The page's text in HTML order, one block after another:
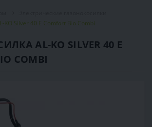
KO Silver 40 E Comfort Bio Combi
AL-KO SILVER 40 E
COMBI